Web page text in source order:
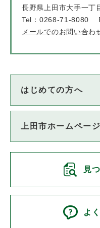
長野県上田市大手一丁
Tel：0268-71-8080
メールでのお問い合わ
はじめての方へ
上田市ホームペー
見
よ